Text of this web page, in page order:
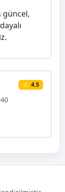
güncel,
⭐ 4.5